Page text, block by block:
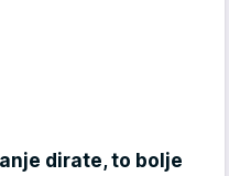
dirate, to bolje